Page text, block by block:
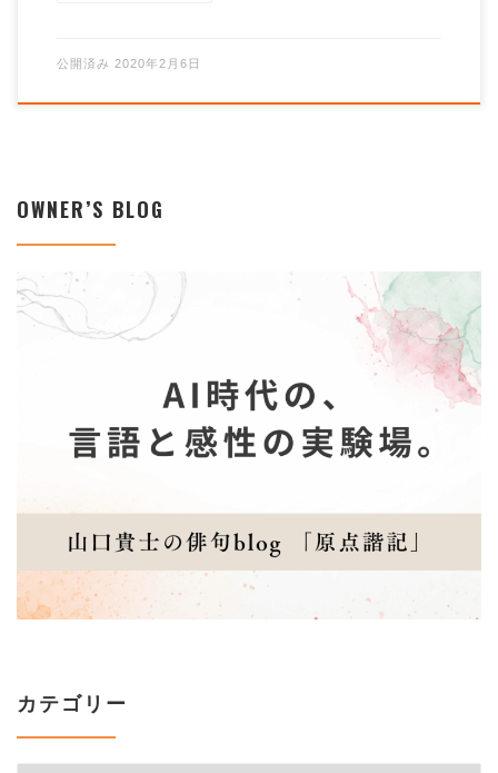
公開済み 2020年2月6日
OWNER’S BLOG
カテゴリー